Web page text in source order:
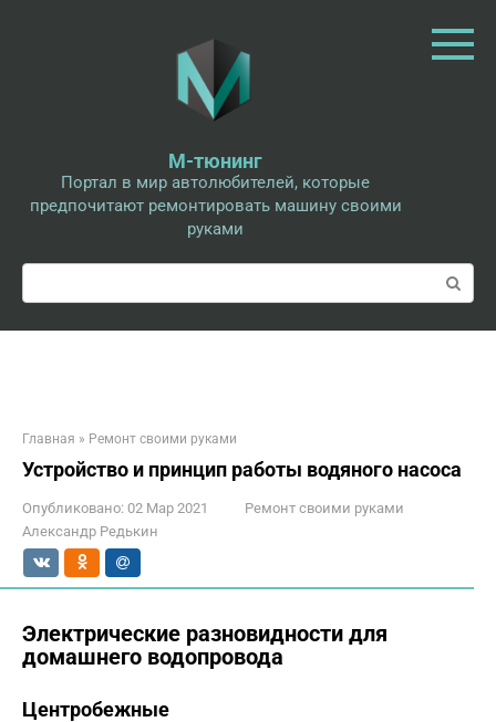
М-тюнинг
Портал в мир автолюбителей, которые
предпочитают ремонтировать машину своими
руками
Поиск:
Главная » Ремонт своими руками
Устройство и принцип работы водяного насоса
Опубликовано: 02 Мар 2021
Ремонт своими руками
Александр Редькин
Электрические разновидности для
домашнего водопровода
Центробежные